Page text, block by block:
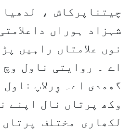
نوں علامتاں راہیں
اے ۔ روایتی ناول
گھمدی اے۔ وِرلاپ
وکھ پرتاں نال اپنے
لکھاری مختلف